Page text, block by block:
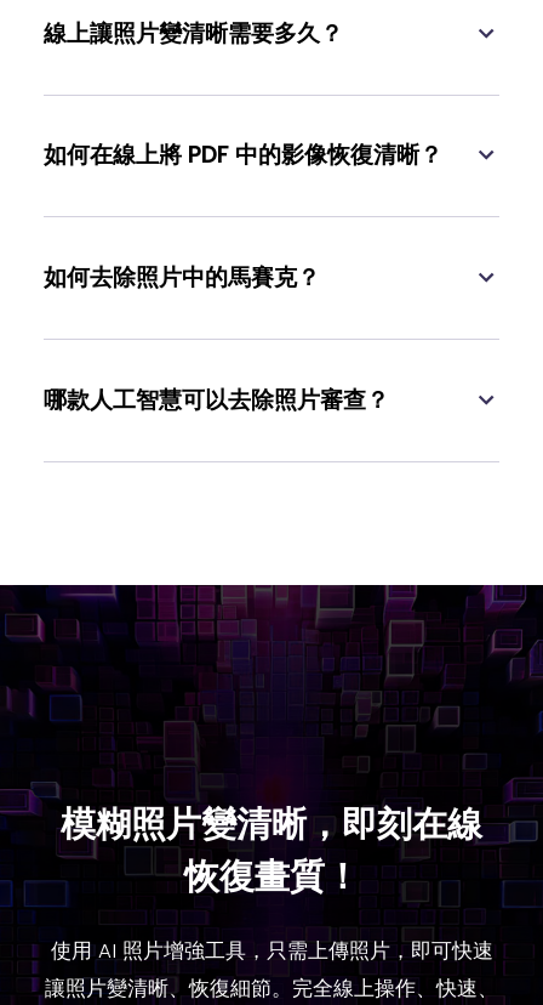
線上讓照片變清晰需要多久？
如何在線上將 PDF 中的影像恢復清晰？
如何去除照片中的馬賽克？
哪款人工智慧可以去除照片審查？
模糊照片變清晰，即刻在線
恢復畫質！
使用 AI 照片增強工具，只需上傳照片，即可快速
讓照片變清晰、恢復細節。完全線上操作、快速、